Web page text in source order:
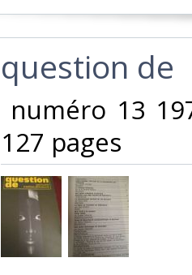
‎question de‎
numéro 13
127 pages‎